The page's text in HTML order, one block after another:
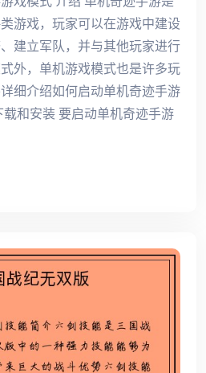
游戏，玩家可以在游戏中建设
建立军队，并与其他玩家进行
外，单机游戏模式也是许多玩
细介绍如何启动单机奇迹手游
和安装 要启动单机奇迹手游